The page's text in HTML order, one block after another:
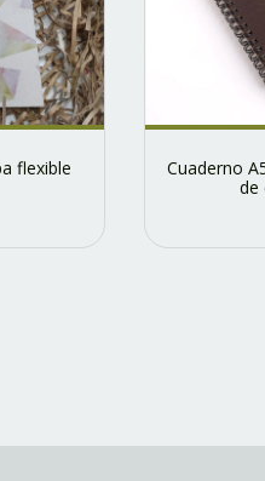
flexible
Cuaderno
de